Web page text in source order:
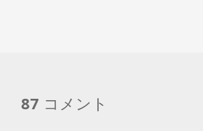
87 コメント